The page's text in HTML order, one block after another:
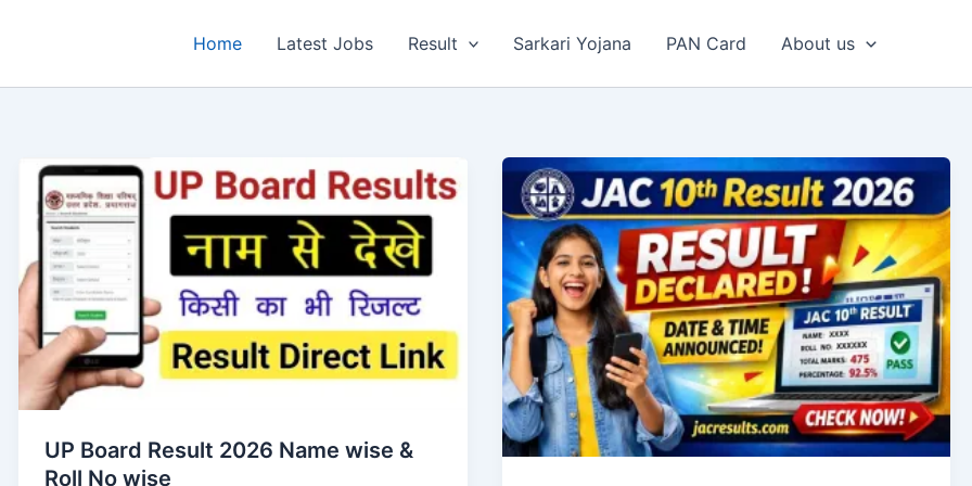
Home Latest Jobs Result Sarkari Yojana PAN Card About us
UP Board Result 2026 Name wise &
Roll No wise